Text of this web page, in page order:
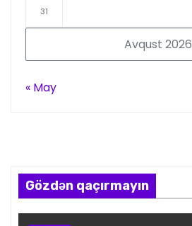
Avqust 2026
31
« May
Gözdən qaçırmayın